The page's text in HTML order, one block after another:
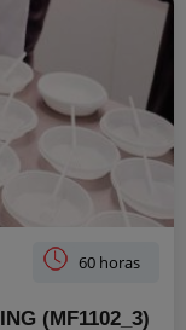
60 horas
(MF1102_3)